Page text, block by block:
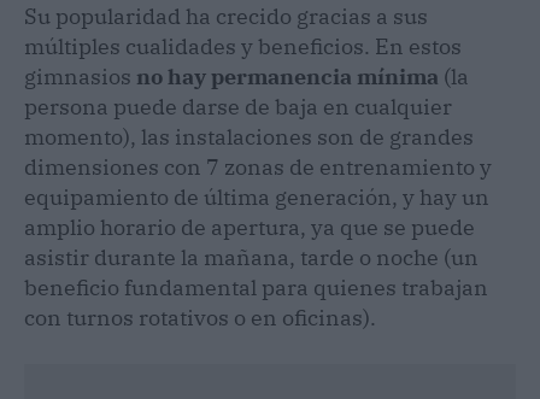
Su popularidad ha crecido gracias a sus
múltiples cualidades y beneficios. En estos
gimnasios no hay permanencia mínima (la
persona puede darse de baja en cualquier
momento), las instalaciones son de grandes
dimensiones con 7 zonas de entrenamiento y
equipamiento de última generación, y hay un
amplio horario de apertura, ya que se puede
asistir durante la mañana, tarde o noche (un
beneficio fundamental para quienes trabajan
con turnos rotativos o en oficinas).